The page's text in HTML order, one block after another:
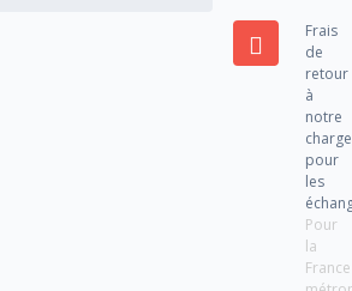
Frais
de
retour
à
notre
charge
pour
les
Pour
la
France